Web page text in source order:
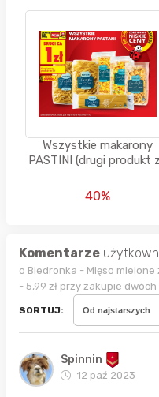
Wszystkie makarony
PASTINI (drugi produkt
40%
Komentarze
o Biedronka - Mięso
- 5,99 zł przy zakupie dwóch
SORTUJ: Od najstarszych
Spinnin
12 paź 2023